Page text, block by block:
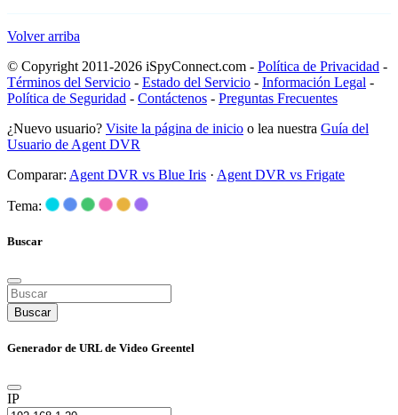
Volver arriba
© Copyright 2011-2026 iSpyConnect.com - Política de Privacidad -
Términos del Servicio - Estado del Servicio - Información Legal -
Política de Seguridad - Contáctenos - Preguntas Frecuentes
¿Nuevo usuario? Visite la página de inicio o lea nuestra Guía del
Usuario de Agent DVR
Comparar: Agent DVR vs Blue Iris · Agent DVR vs Frigate
Tema:
Buscar
Buscar
Generador de URL de Video Greentel
IP